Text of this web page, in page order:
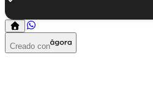
Creado con